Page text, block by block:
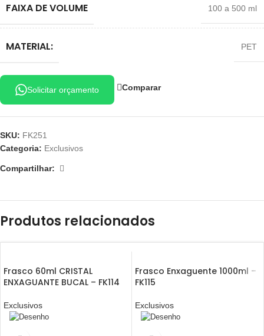
FAIXA DE VOLUME 100 a 500 ml
MATERIAL: PET
Solicitar orçamento Comparar
SKU: FK251
Categoria: Exclusivos
Compartilhar:
Produtos relacionados
Frasco 60ml CRISTAL
ENXAGUANTE BUCAL – FK114
Exclusivos
Frasco Enxaguente 1000ml –
FK115
Exclusivos